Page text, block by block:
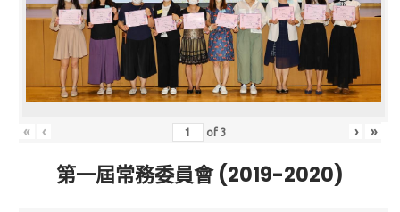
« ‹ of3 › »
第一屆常務委員會 (2019-2020)